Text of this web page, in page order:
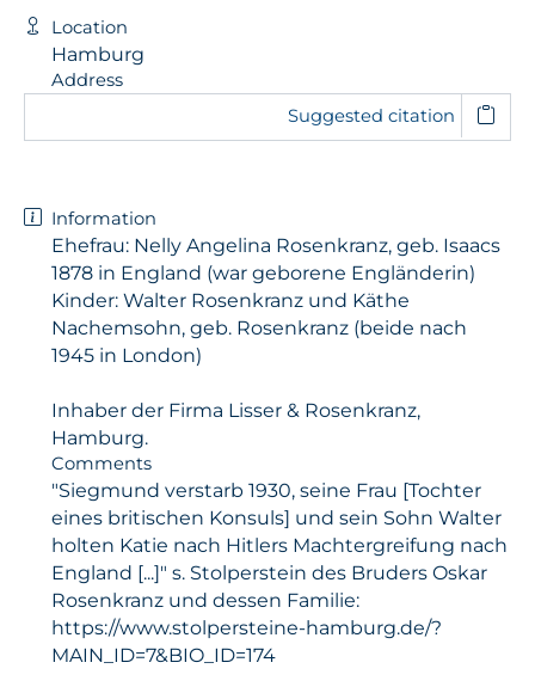
Location
Hamburg
Address
Suggested citation
Information
Ehefrau: Nelly Angelina Rosenkranz, geb. Isaacs
1878 in England (war geborene Engländerin)
Kinder: Walter Rosenkranz und Käthe
Nachemsohn, geb. Rosenkranz (beide nach
1945 in London)
Inhaber der Firma Lisser & Rosenkranz,
Hamburg.
Comments
"Siegmund verstarb 1930, seine Frau [Tochter
eines britischen Konsuls] und sein Sohn Walter
holten Katie nach Hitlers Machtergreifung nach
England [...]" s. Stolperstein des Bruders Oskar
Rosenkranz und dessen Familie:
https://www.stolpersteine-hamburg.de/?
MAIN_ID=7&BIO_ID=174